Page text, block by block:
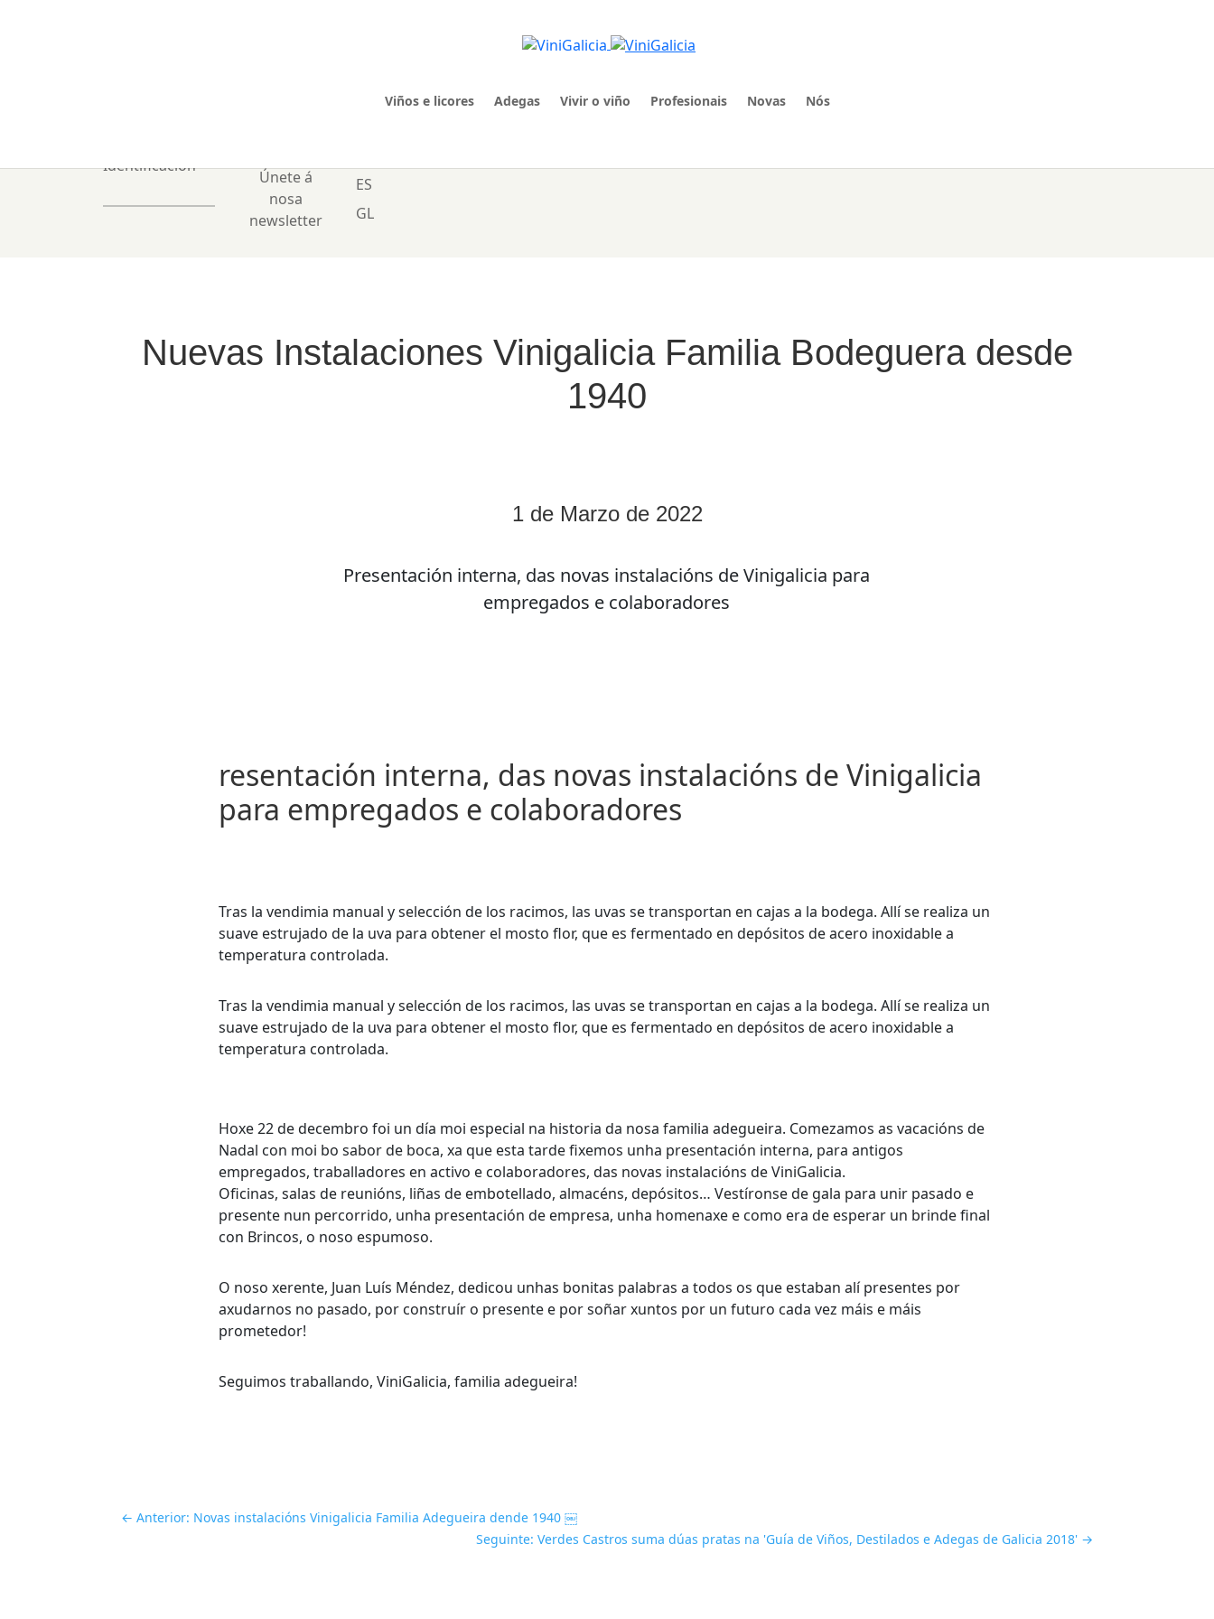
Identificación
Únete á
nosa
newsletter
ES
GL
Viños e licores Adegas Vivir o viño Profesionais Novas Nós
Nuevas Instalaciones Vinigalicia Familia Bodeguera desde
1940
1 de Marzo de 2022
Presentación interna, das novas instalacións de Vinigalicia para
empregados e colaboradores
resentación interna, das novas instalacións de Vinigalicia
para empregados e colaboradores
Tras la vendimia manual y selección de los racimos, las uvas se transportan en cajas a la bodega. Allí se realiza un
suave estrujado de la uva para obtener el mosto flor, que es fermentado en depósitos de acero inoxidable a
temperatura controlada.
Tras la vendimia manual y selección de los racimos, las uvas se transportan en cajas a la bodega. Allí se realiza un
suave estrujado de la uva para obtener el mosto flor, que es fermentado en depósitos de acero inoxidable a
temperatura controlada.
Hoxe 22 de decembro foi un día moi especial na historia da nosa familia adegueira. Comezamos as vacacións de
Nadal con moi bo sabor de boca, xa que esta tarde fixemos unha presentación interna, para antigos
empregados, traballadores en activo e colaboradores, das novas instalacións de ViniGalicia.
Oficinas, salas de reunións, liñas de embotellado, almacéns, depósitos… Vestíronse de gala para unir pasado e
presente nun percorrido, unha presentación de empresa, unha homenaxe e como era de esperar un brinde final
con Brincos, o noso espumoso.
O noso xerente, Juan Luís Méndez, dedicou unhas bonitas palabras a todos os que estaban alí presentes por
axudarnos no pasado, por construír o presente e por soñar xuntos por un futuro cada vez máis e máis
prometedor!
Seguimos traballando, ViniGalicia, familia adegueira!
←Anterior: Novas instalacións Vinigalicia Familia Adegueira dende 1940 ￼
Seguinte: Verdes Castros suma dúas pratas na 'Guía de Viños, Destilados e Adegas de Galicia 2018'→